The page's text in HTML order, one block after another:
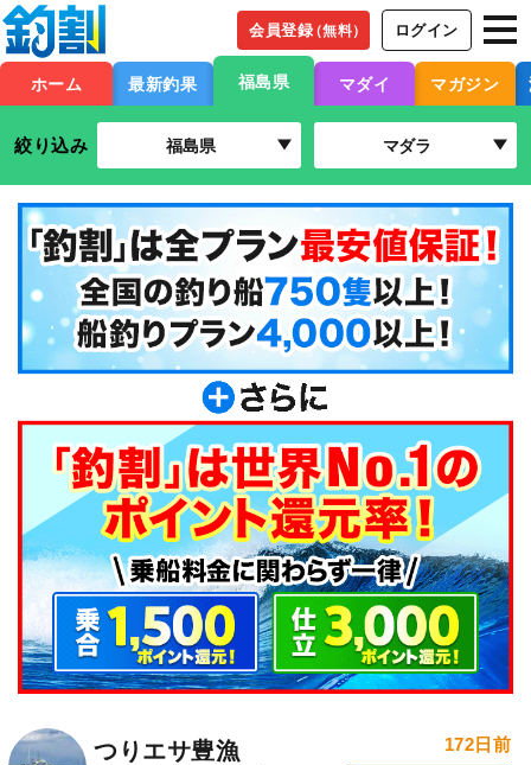
会員登録（無料） ログイン
ホーム 最新釣果 福島県 マダイ マガジン
絞り込み 福島県 マダラ
つりエサ豊漁 172日前